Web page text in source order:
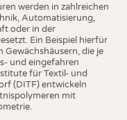
werden in zahlreichen
Automatisierung,
oder in der
Ein Beispiel hierfür
die je
und eingefahren
für Textil- und
(DITF) entwickeln
mit